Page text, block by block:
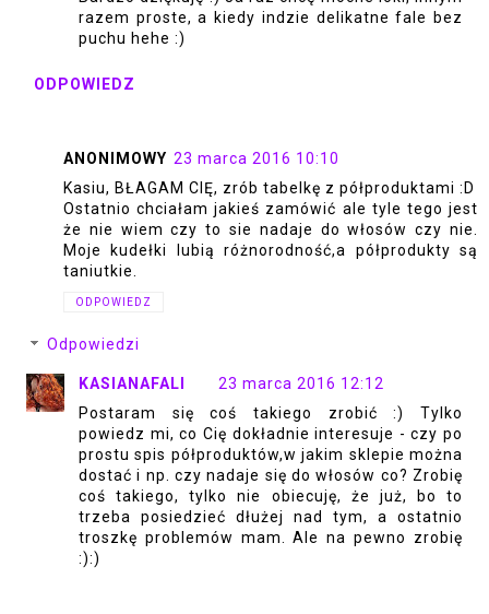
razem proste, a kiedy indzie delikatne fale bez
puchu hehe :)
ODPOWIEDZ
ANONIMOWY 23 marca 2016 10:10
Kasiu, BŁAGAM CIĘ, zrób tabelkę z półproduktami :D
Ostatnio chciałam jakieś zamówić ale tyle tego jest
że nie wiem czy to sie nadaje do włosów czy nie.
Moje kudełki lubią różnorodność,a półprodukty są
taniutkie.
ODPOWIEDZ
Odpowiedzi
KASIANAFALI
23 marca 2016 12:12
Postaram się coś takiego zrobić :) Tylko
powiedz mi, co Cię dokładnie interesuje - czy po
prostu spis półproduktów,w jakim sklepie można
dostać i np. czy nadaje się do włosów co? Zrobię
coś takiego, tylko nie obiecuję, że już, bo to
trzeba posiedzieć dłużej nad tym, a ostatnio
troszkę problemów mam. Ale na pewno zrobię
:):)